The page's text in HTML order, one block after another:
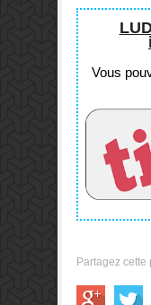
Vous
Partagez cette